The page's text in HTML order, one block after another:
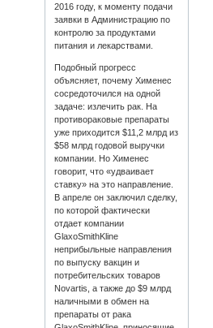
2016 году, к моменту подачи
заявки в Администрацию по
контролю за продуктами
питания и лекарствами.
Подобный прогресс
объясняет, почему Хименес
сосредоточился на одной
задаче: излечить рак. На
противораковые препараты
уже приходится $11,2 млрд из
$58 млрд годовой выручки
компании. Но Хименес
говорит, что «удваивает
ставку» на это направление.
В апреле он заключил сделку,
по которой фактически
отдает компании
GlaxoSmithKline
неприбыльные направления
по выпуску вакцин и
потребительских товаров
Novartis, а также до $9 млрд
наличными в обмен на
препараты от рака